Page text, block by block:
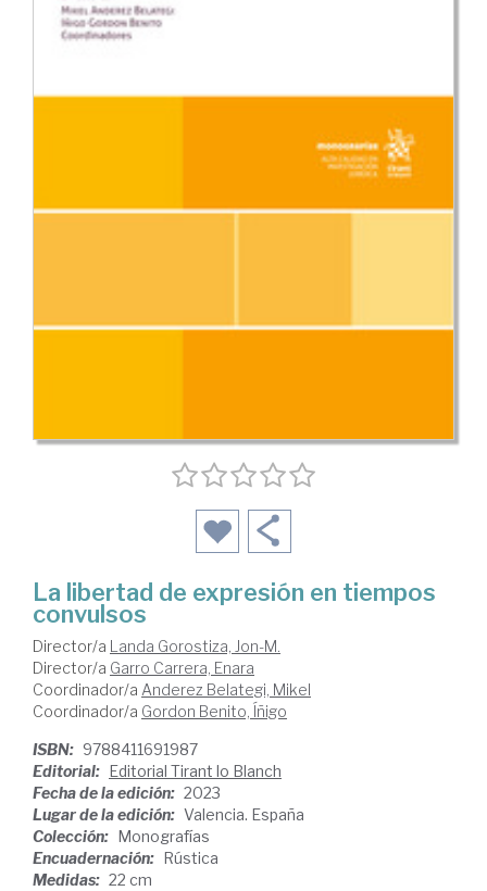
La libertad de expresión en tiempos
convulsos
Director/a Landa Gorostiza, Jon-M.
Director/a Garro Carrera, Enara
Coordinador/a Anderez Belategi, Mikel
Coordinador/a Gordon Benito, Íñigo
ISBN: 9788411691987
Editorial: Editorial Tirant lo Blanch
Fecha de la edición: 2023
Lugar de la edición: Valencia. España
Colección: Monografías
Encuadernación: Rústica
Medidas: 22 cm